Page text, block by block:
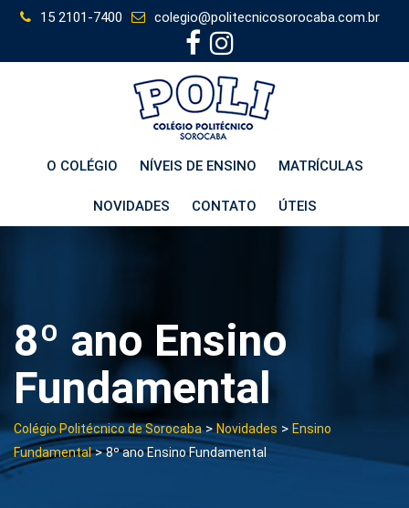
Skip
content
15 2101-7400 colegio@politecnicosorocaba.com.br
O COLÉGIO NÍVEIS DE ENSINO MATRÍCULAS
NOVIDADES CONTATO ÚTEIS
8º ano Ensino
Fundamental
Colégio Politécnico de Sorocaba>Novidades > Ensino
Fundamental>8º ano Ensino Fundamental